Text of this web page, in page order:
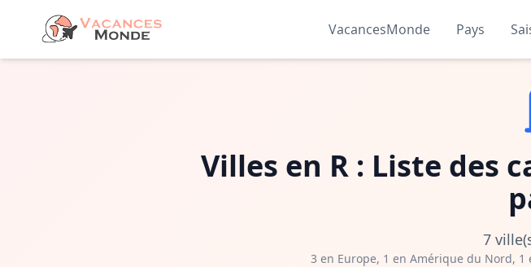
VacancesMonde Pays
Villes en R : Liste des
7
3 en Europe, 1 en Amérique du Nord,